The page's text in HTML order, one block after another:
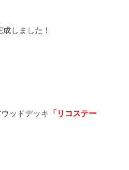
成しました！
ッドデッキ 「リコステー